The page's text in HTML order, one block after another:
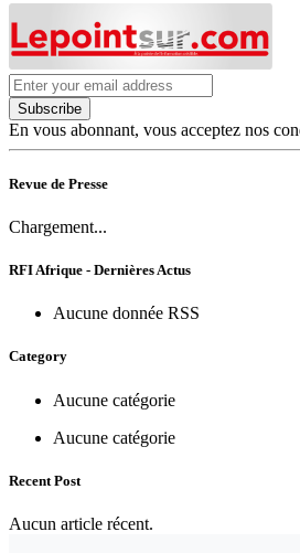
Subscribe
En vous abonnant, vous acceptez nos
Revue de Presse
Chargement...
RFI Afrique - Dernières Actus
Aucune donnée RSS
Category
Aucune catégorie
Aucune catégorie
Recent Post
Aucun article récent.